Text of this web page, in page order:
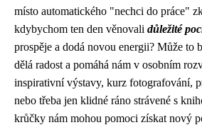
místo automatického "nechci do práce"
kdybychom ten den věnovali důležité
prospěje a dodá novou energii? Může to
dělá radost a pomáhá nám v osobním
inspirativní výstavy, kurz fotografování,
nebo třeba jen klidné ráno strávené s
krůčky nám mohou pomoci získat nový